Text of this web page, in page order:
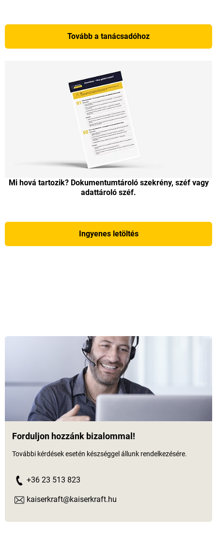
Tovább a tanácsadóhoz
Mi hová tartozik? Dokumentumtároló szekrény, széf vagy
adattároló széf.
Ingyenes letöltés
Forduljon hozzánk bizalommal!
További kérdések esetén készséggel állunk rendelkezésére.
+36 23 513 823
kaiserkraft@kaiserkraft.hu